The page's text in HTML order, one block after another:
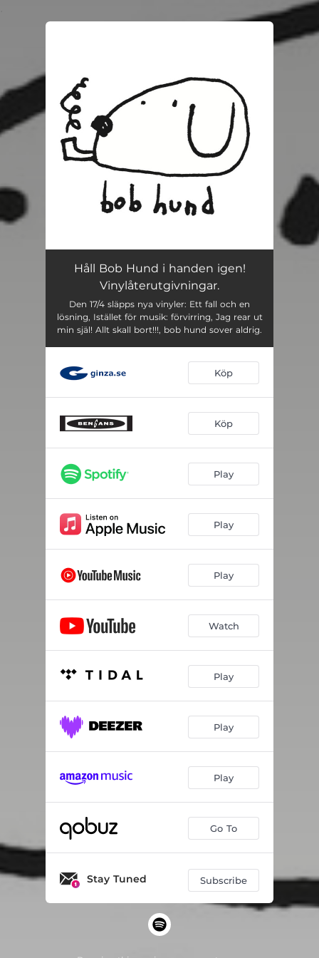
Håll Bob Hund i handen igen!
Vinylåterutgivningar.
Den 17/4 släpps nya vinyler: Ett fall och en
lösning, Istället för musik: förvirring, Jag rear ut
min själ! Allt skall bort!!!, bob hund sover aldrig.
Köp
Köp
Play
Play
Play
Watch
Play
Play
Play
Go To
Stay Tuned Subscribe